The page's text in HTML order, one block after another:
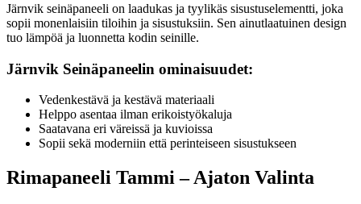
Järnvik seinäpaneeli on laadukas ja tyylikäs sisustuselementti, joka
sopii monenlaisiin tiloihin ja sisustuksiin. Sen ainutlaatuinen design
tuo lämpöä ja luonnetta kodin seinille.
Järnvik Seinäpaneelin ominaisuudet:
Vedenkestävä ja kestävä materiaali
Helppo asentaa ilman erikoistyökaluja
Saatavana eri väreissä ja kuvioissa
Sopii sekä moderniin että perinteiseen sisustukseen
Rimapaneeli Tammi – Ajaton Valinta